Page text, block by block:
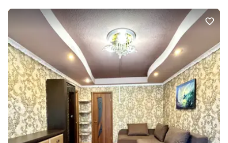
кварцвініл + приховані плінтуси, сучасне освітлення. ✔️ Ванна
кімната: вологостійкий мікроцемент, дзеркало з підсвіткою,
преміальна сантехніка, рушникосушка. ✔️ Родзинка дизайну —
стіна зі склоблоків, що дає м’яке світло зі спальні й створює
заспокійливу атмосферу. ✔️ Меблі та техніка: – нові матраци –
розкладні дивани – пральна машина з сушкою – кондиціонери у
кожній кімнаті. ⸻ 🔐 Технології та безпека 🌐 Інтернет
заведено. ⚡️ Готовий кабель для підключення EcoFlow. 🛡️
Сигналізація AJAX: датчики пожежі та протікання. 📹
Відеодомофон із розпізнаванням облич. ⸻ 📍 Локація —
UNIT.Home ЖК розташований у складі UNIT.City — інноваційного
парку для ІТ-спеціалістів, стартапів і креативного бізнесу. Поруч